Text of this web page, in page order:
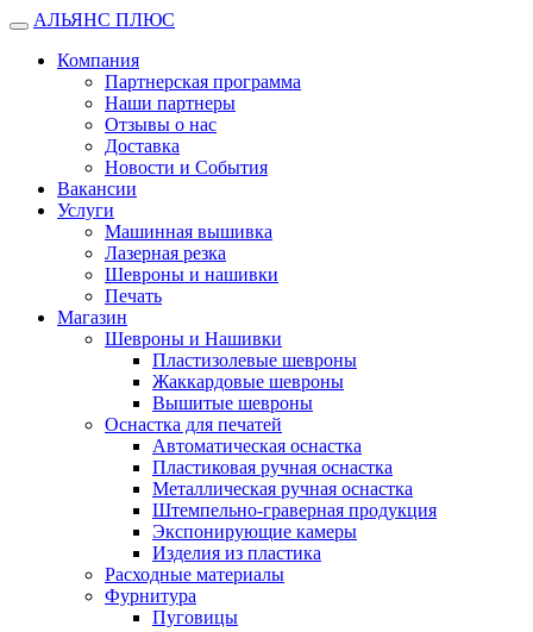
Открыть
АЛЬЯНС ПЛЮС
Компания
Партнерская программа
Наши партнеры
Отзывы о нас
Доставка
Новости и События
Вакансии
Услуги
Машинная вышивка
Лазерная резка
Шевроны и нашивки
Печать
Магазин
Шевроны и Нашивки
Пластизолевые шевроны
Жаккардовые шевроны
Вышитые шевроны
Оснастка для печатей
Автоматическая оснастка
Пластиковая ручная оснастка
Металлическая ручная оснастка
Штемпельно-граверная продукция
Экспонирующие камеры
Изделия из пластика
Расходные материалы
Фурнитура
Пуговицы